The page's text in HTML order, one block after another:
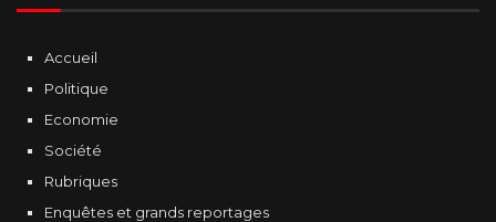
Accueil
Politique
Economie
Société
Rubriques
Enquêtes et grands reportages